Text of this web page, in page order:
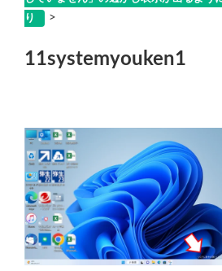
り
>
11systemyouken1